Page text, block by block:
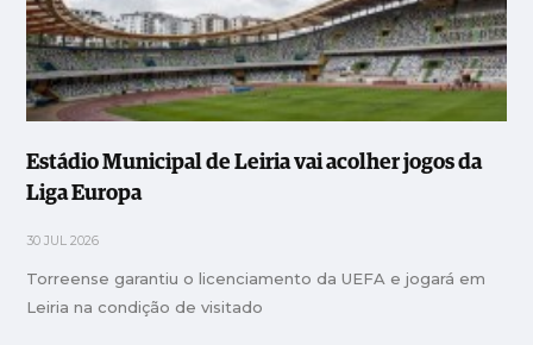
Estádio Municipal de Leiria vai acolher jogos da
Liga Europa
30 JUL 2026
Torreense garantiu o licenciamento da UEFA e jogará em
Leiria na condição de visitado